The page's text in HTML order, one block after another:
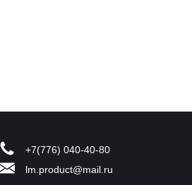
+7(776) 040-40-80
lm.product@mail.ru